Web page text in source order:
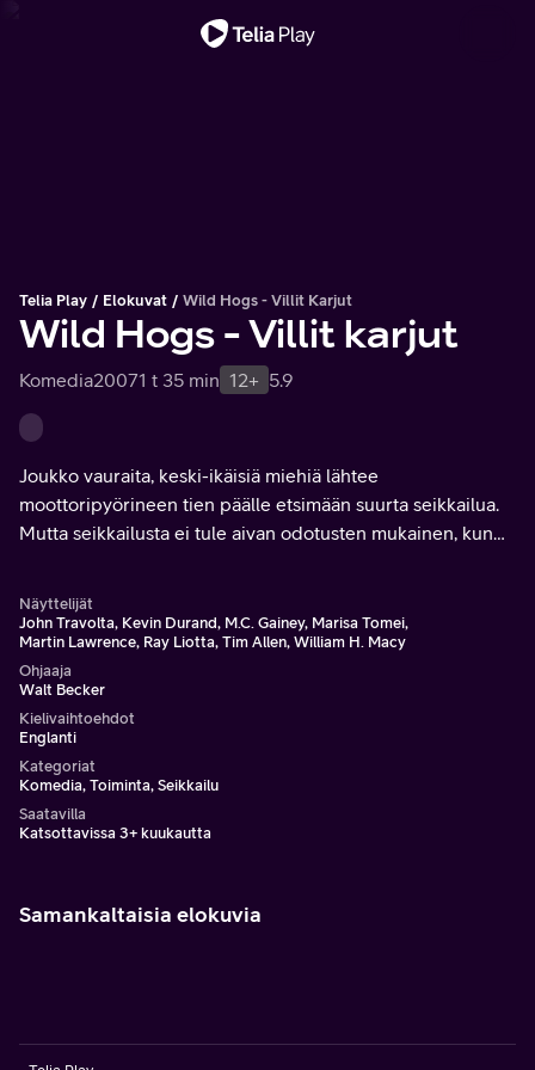
Telia Play Elokuvat Wild Hogs - Villit Karjut
Wild Hogs - Villit karjut
Komedia20071 t 35 min 12+ 5.9
Joukko vauraita, keski-ikäisiä miehiä lähtee
moottoripyörineen tien päälle etsimään suurta seikkailua.
Mutta seikkailusta ei tule aivan odotusten mukainen, kun
Näyttelijät
John Travolta, Kevin Durand, M.C. Gainey, Marisa Tomei,
Martin Lawrence, Ray Liotta, Tim Allen, William H. Macy
Ohjaaja
Walt Becker
Kielivaihtoehdot
Englanti
Kategoriat
Komedia, Toiminta, Seikkailu
Saatavilla
Katsottavissa 3+ kuukautta
Samankaltaisia elokuvia